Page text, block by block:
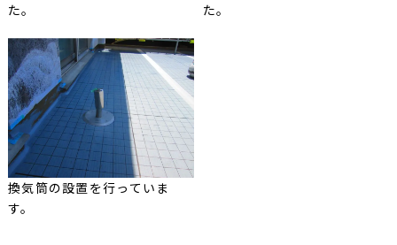
た。
た。
換気筒の設置を行っていま
す。